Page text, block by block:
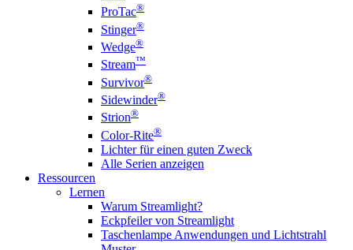
ProTac®
Stinger®
Wedge®
Stream™
Survivor®
Sidewinder®
Strion®
Color-Rite®
Lichter für einen guten Zweck
Alle Serien anzeigen
Ressourcen
Lernen
Warum Streamlight?
Eckpfeiler von Streamlight
Taschenlampe Anwendungen und Lichtstrahl